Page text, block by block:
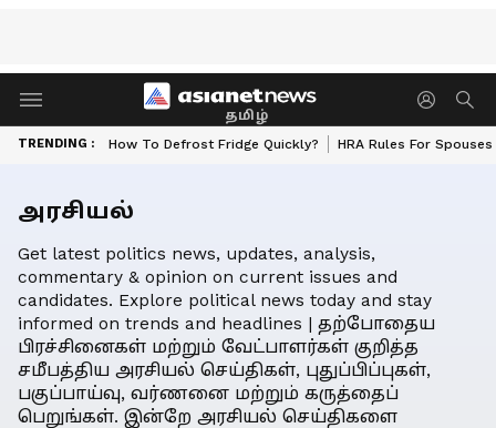
தமிழ்
TRENDING : How To Defrost Fridge Quickly? HRA Rules For Spouses
அரசியல்
Get latest politics news, updates, analysis,
commentary & opinion on current issues and
candidates. Explore political news today and stay
informed on trends and headlines | தற்போதைய
பிரச்சினைகள் மற்றும் வேட்பாளர்கள் குறித்த
சமீபத்திய அரசியல் செய்திகள், புதுப்பிப்புகள்,
பகுப்பாய்வு, வர்ணனை மற்றும் கருத்தைப்
பெறுங்கள். இன்றே அரசியல் செய்திகளை